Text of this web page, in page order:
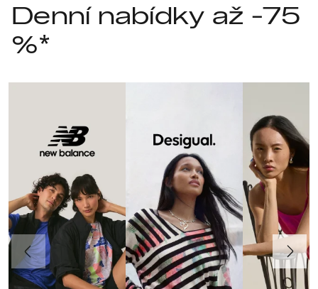
Denní nabídky až -75
%*
Předchozí Další